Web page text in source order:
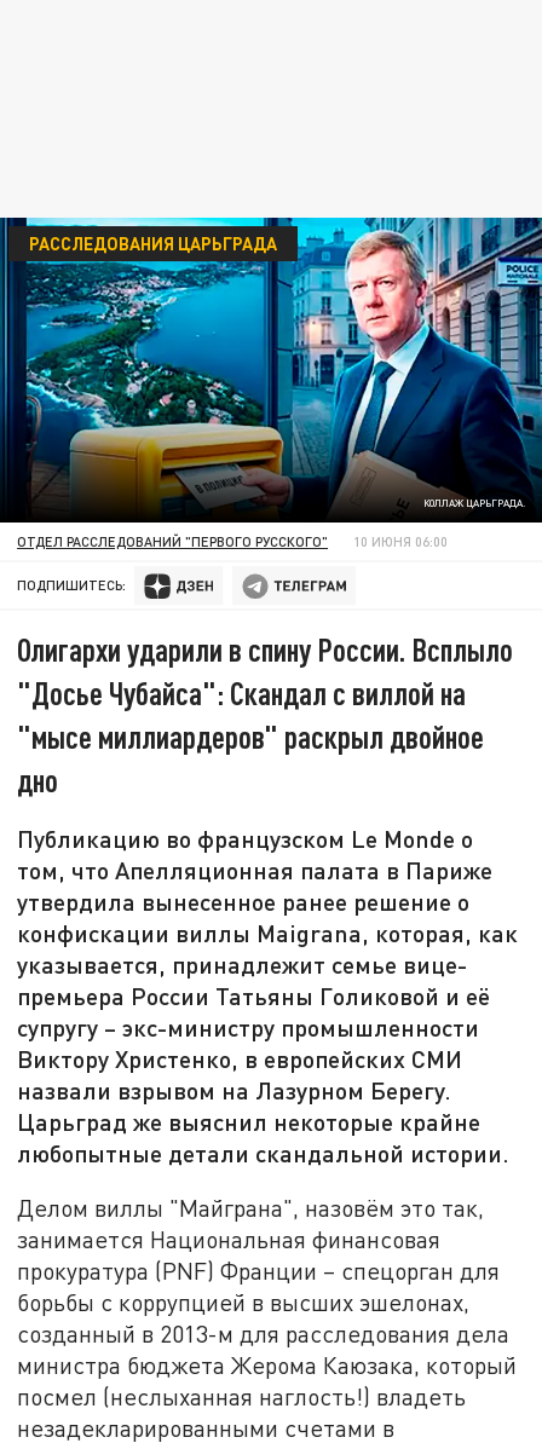
КОЛЛАЖ ЦАРЬГРАДА.
РАССЛЕДОВАНИЯ ЦАРЬГРАДА
ОТДЕЛ РАССЛЕДОВАНИЙ "ПЕРВОГО РУССКОГО" 10 ИЮНЯ 06:00
ПОДПИШИТЕСЬ:
Олигархи ударили в спину России. Всплыло
"Досье Чубайса": Скандал с виллой на
"мысе миллиардеров" раскрыл двойное
дно
Публикацию во французском Lе Monde о
том, что Апелляционная палата в Париже
утвердила вынесенное ранее решение о
конфискации виллы Maigrana, которая, как
указывается, принадлежит семье вице-
премьера России Татьяны Голиковой и её
супругу – экс-министру промышленности
Виктору Христенко, в европейских СМИ
назвали взрывом на Лазурном Берегу.
Царьград же выяснил некоторые крайне
любопытные детали скандальной истории.
Делом виллы "Майграна", назовём это так,
занимается Национальная финансовая
прокуратура (PNF) Франции – спецорган для
борьбы с коррупцией в высших эшелонах,
созданный в 2013-м для расследования дела
министра бюджета Жерома Каюзака, который
посмел (неслыханная наглость!) владеть
незадекларированными счетами в